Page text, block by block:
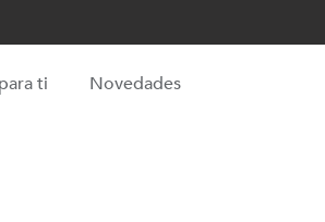
ti Novedades